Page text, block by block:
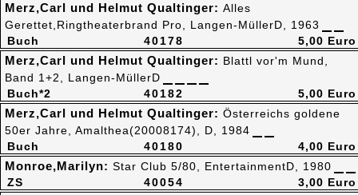
40178
Buch
Merz,Carl und Helmut Qualtinger: Alles
Gerettet,Ringtheaterbrand Pro, Langen-MüllerD, 1963
5,00 Euro
40182
Buch*2
Merz,Carl und Helmut Qualtinger: Blattl vor'm Mund,
Band 1+2, Langen-MüllerD
5,00 Euro
40180
Buch
Merz,Carl und Helmut Qualtinger: Österreichs goldene
50er Jahre, Amalthea(20008174), D, 1984
4,00 Euro
40054
ZS
Monroe,Marilyn: Star Club 5/80, EntertainmentD, 1980
3,00 Euro